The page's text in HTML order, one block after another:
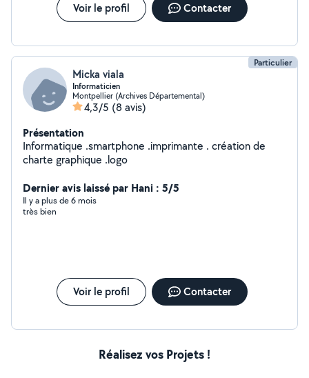
Voir le profil Contacter
Particulier
Micka viala
Informaticien
Montpellier (Archives Départemental)
4,3/5 (8 avis)
Présentation
Informatique .smartphone .imprimante . création de
charte graphique .logo
Dernier avis laissé par Hani : 5/5
Il y a plus de 6 mois
très bien
Voir le profil Contacter
Réalisez vos Projets !